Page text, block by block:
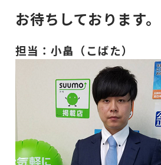
お待ちしております。
担当：小畠（こばた）